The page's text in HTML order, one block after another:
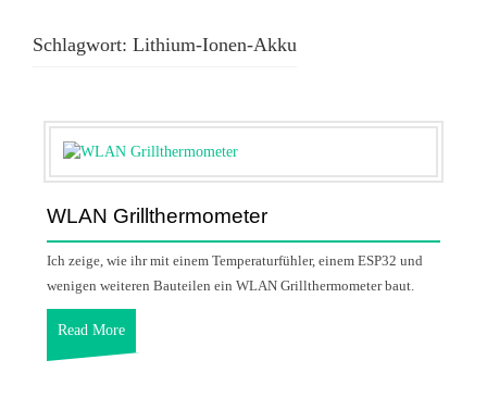
Schlagwort: Lithium-Ionen-Akku
WLAN Grillthermometer
Ich zeige, wie ihr mit einem Temperaturfühler, einem ESP32 und
wenigen weiteren Bauteilen ein WLAN Grillthermometer baut.
Read More